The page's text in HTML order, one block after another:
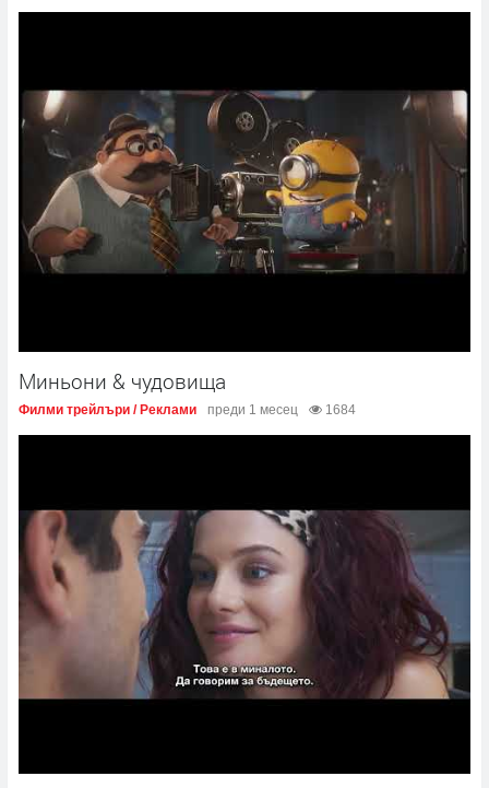
Миньони & чудовища
Филми трейлъри / Реклами преди 1 месец 1684